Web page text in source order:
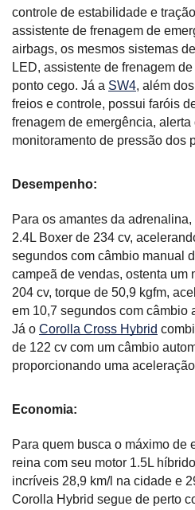
controle de estabilidade e
assistente de frenagem de
airbags, os mesmos sistemas
LED, assistente de frenagem
ponto cego. Já a SW4, além
freios e controle, possui faróis
frenagem de emergência,
monitoramento de pressão dos
Desempenho:
Para os amantes da
2.4L Boxer de 234 cv,
segundos com câmbio manual
campeã de vendas, ostenta um
204 cv, torque de 50,9 kgfm,
em 10,7 segundos com câmbio
Já o Corolla Cross Hybrid
de 122 cv com um câmbio
proporcionando uma
Economia:
Para quem busca o máximo de
reina com seu motor 1.5L
incríveis 28,9 km/l na cidade e
Corolla Hybrid segue de perto